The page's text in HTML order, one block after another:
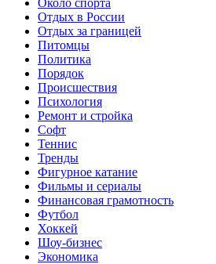
Отдых в России
Отдых за границей
Питомцы
Политика
Порядок
Происшествия
Психология
Ремонт и стройка
Софт
Теннис
Тренды
Фигурное катание
Фильмы и сериалы
Финансовая грамотность
Футбол
Хоккей
Шоу-бизнес
Экономика